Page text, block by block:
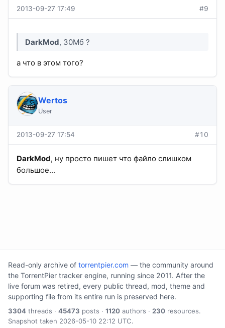
2013-09-27 17:49 #9
DarkMod, 30Мб ?
а что в этом того?
Wertos
User
2013-09-27 17:54 #10
DarkMod, ну просто пишет что файло слишком
большое...
Read-only archive of torrentpier.com — the community around
the TorrentPier tracker engine, running since 2011. After the
live forum was retired, every public thread, mod, theme and
supporting file from its entire run is preserved here.
3304 threads · 45473 posts · 1120 authors · 230 resources.
Snapshot taken 2026-05-10 22:12 UTC.